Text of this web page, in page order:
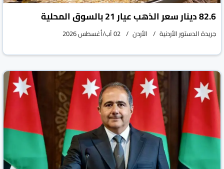
82.6 دينار سعر الذهب عيار 21 بالسوق المحلية
جريدة الدستور الأردنية الأردن 02 آب/أغسطس 2026